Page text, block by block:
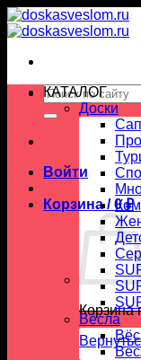
Skip
to
Искать:
Войти
Корзина /0₽
Корзина
КАТАЛОГ
Доски
Вёсла